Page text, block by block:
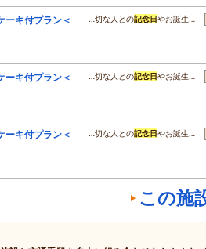
ーキ付プラン＜
…切な人との記念日やお誕生…
ーキ付プラン＜
…切な人との記念日やお誕生…
ーキ付プラン＜
…切な人との記念日やお誕生…
この施